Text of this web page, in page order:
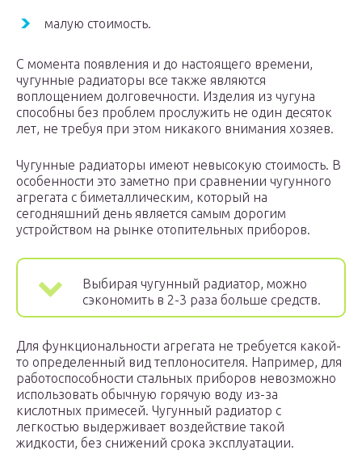
малую стоимость.
С момента появления и до настоящего времени,
чугунные радиаторы все также являются
воплощением долговечности. Изделия из чугуна
способны без проблем прослужить не один десяток
лет, не требуя при этом никакого внимания хозяев.
Чугунные радиаторы имеют невысокую стоимость. В
особенности это заметно при сравнении чугунного
агрегата с биметаллическим, который на
сегодняшний день является самым дорогим
устройством на рынке отопительных приборов.
Выбирая чугунный радиатор, можно
сэкономить в 2-3 раза больше средств.
Для функциональности агрегата не требуется какой-
то определенный вид теплоносителя. Например, для
работоспособности стальных приборов невозможно
использовать обычную горячую воду из-за
кислотных примесей. Чугунный радиатор с
легкостью выдерживает воздействие такой
жидкости, без снижений срока эксплуатации.